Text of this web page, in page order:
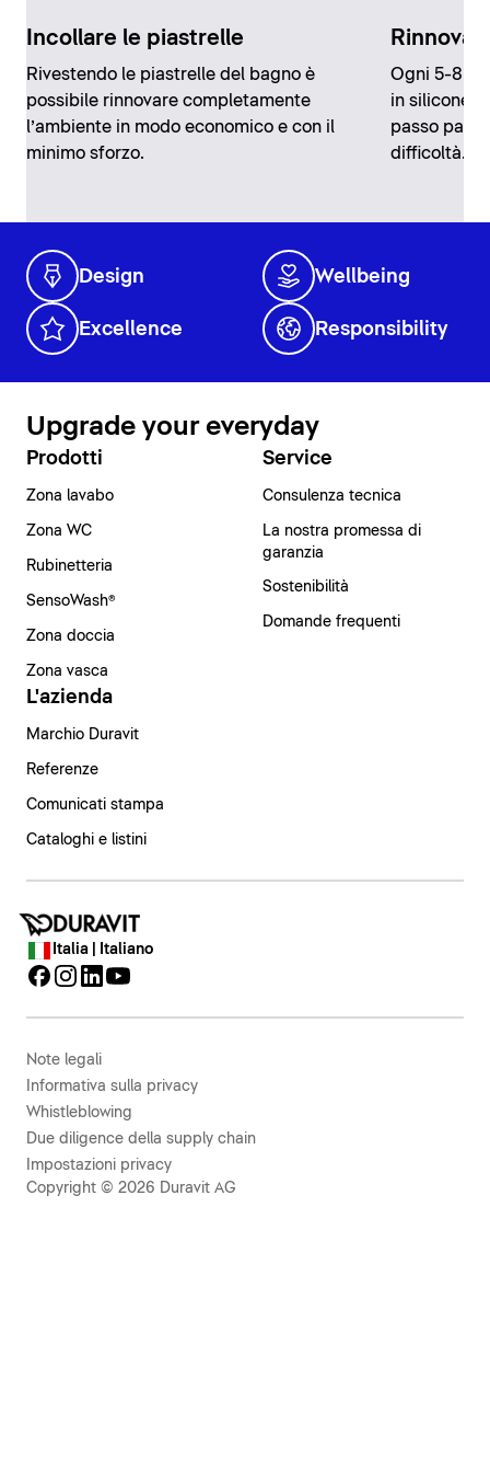
Incollare le piastrelle
Rivestendo le piastrelle del bagno è
possibile rinnovare completamente
l’ambiente in modo economico e con il
minimo sforzo.
Ogni 5-8
in silicone
passo
difficoltà.
Design Wellbeing
Excellence Responsibility
Upgrade your everyday
Prodotti
Zona lavabo
Zona WC
Rubinetteria
SensoWash®
Zona doccia
Zona vasca
Service
Consulenza tecnica
La nostra promessa di
garanzia
Sostenibilità
Domande frequenti
L'azienda
Marchio Duravit
Referenze
Comunicati stampa
Cataloghi e listini
Italia | Italiano
Note legali
Informativa sulla privacy
Whistleblowing
Due diligence della supply chain
Impostazioni privacy
Copyright © 2026 Duravit AG